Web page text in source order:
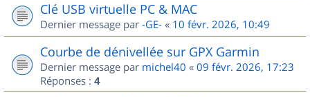
Clé USB virtuelle PC & MAC
Dernier message par -GE- « 10 févr. 2026, 10:49
Courbe de dénivellée sur GPX Garmin
Dernier message par michel40 « 09 févr. 2026, 17:23
Réponses : 4